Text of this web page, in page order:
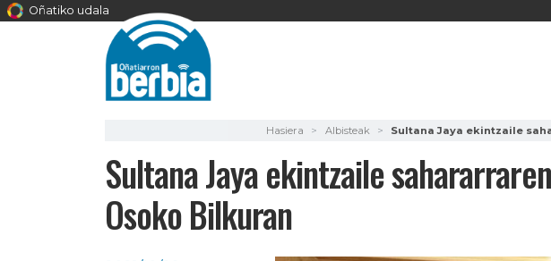
Oñatiko udala
Hasiera Albisteak Sultana Jaya ekintzaile
Sultana Jaya ekintzaile
Osoko Bilkuran